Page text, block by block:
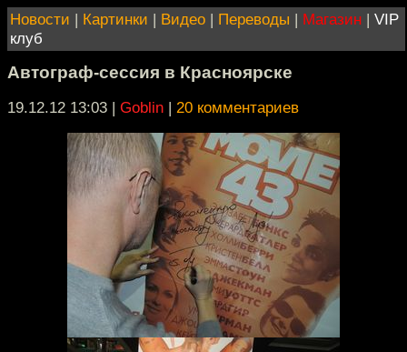
Новости | Картинки | Видео | Переводы | Магазин | VIP
клуб
Автограф-сессия в Красноярске
19.12.12 13:03 | Goblin | 20 комментариев